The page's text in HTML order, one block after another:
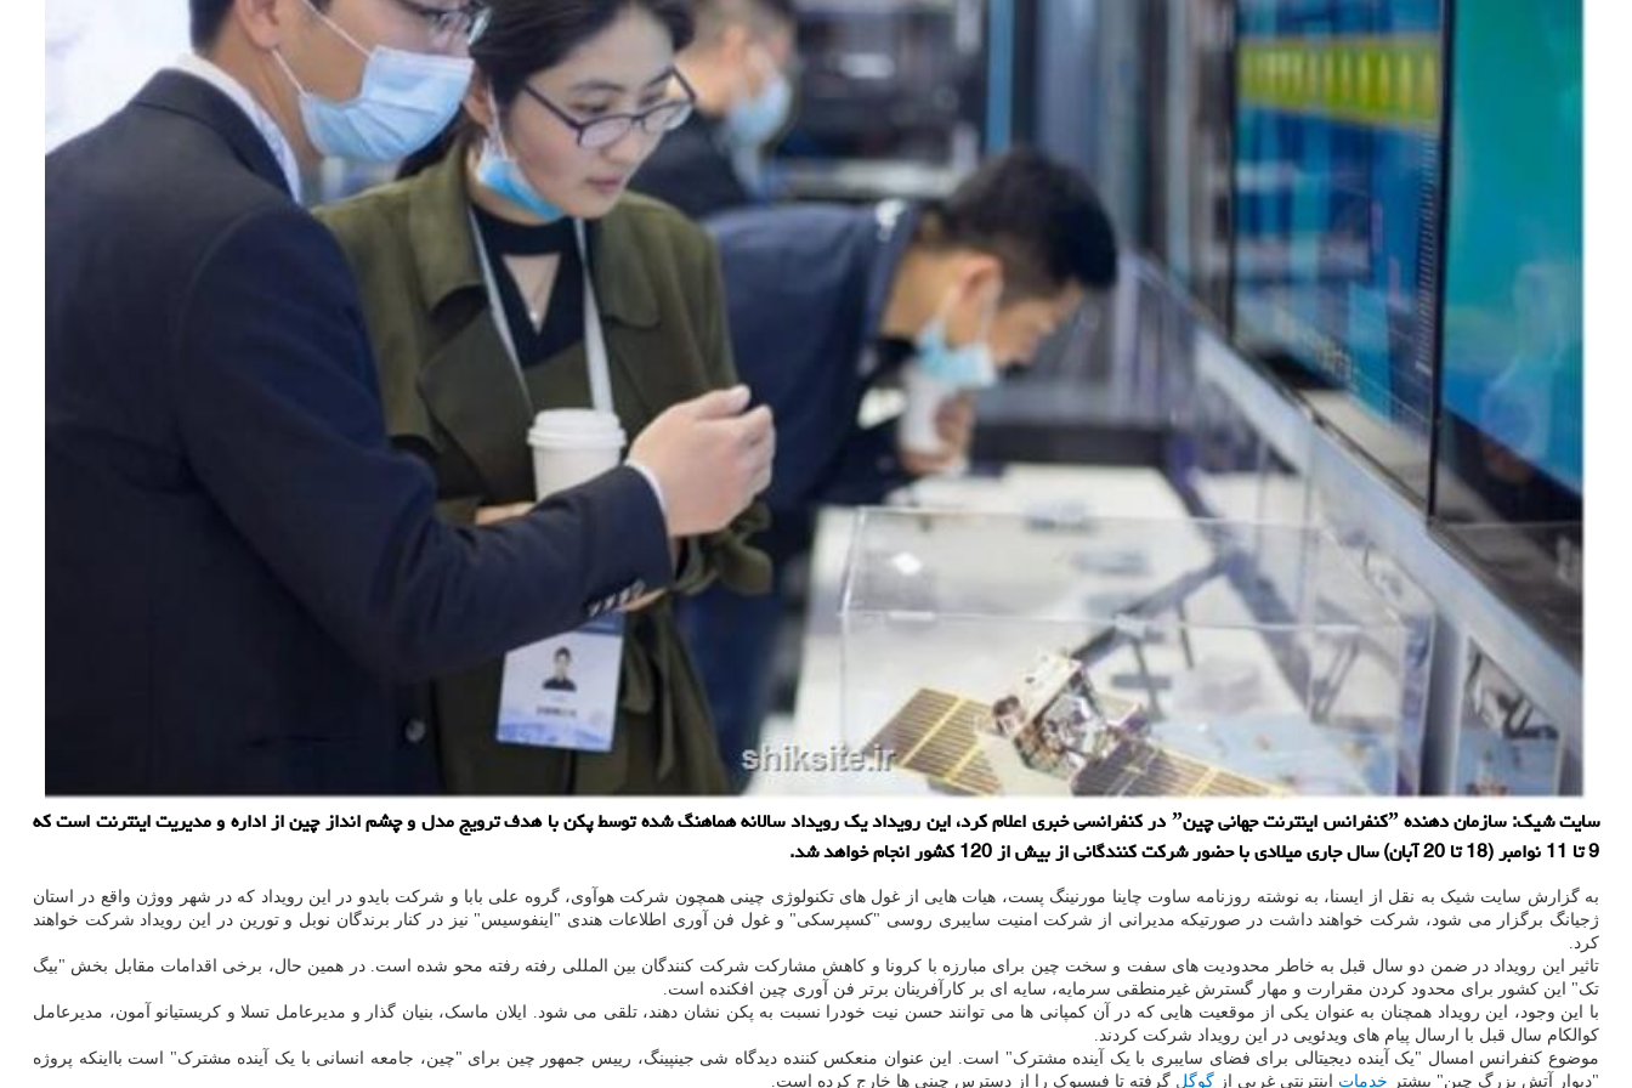
سایت شیک: سازمان دهنده ˮکنفرانس اینترنت جهانی چینˮ در کنفرانسی خبری اعلام کرد، این رویداد یک رویداد سالانه هماهنگ شده توسط پکن با هدف ترویج مدل و چشم انداز چین از اداره و مدیریت اینترنت است که
9 تا 11 نوامبر (18 تا 20 آبان) سال جاری میلادی با حضور شرکت کنندگانی از بیش از 120 کشور انجام خواهد شد.
به گزارش سایت شیک به نقل از ایسنا، به نوشته روزنامه ساوت چاینا مورنینگ پست، هیات هایی از غول های تکنولوژی چینی همچون شرکت هوآوی، گروه علی بابا و شرکت بایدو در این رویداد که در شهر ووژن واقع در استان
ژجیانگ برگزار می شود، شرکت خواهند داشت در صورتیکه مدیرانی از شرکت امنیت سایبری روسی "کسپرسکی" و غول فن آوری اطلاعات هندی "اینفوسیس" نیز در کنار برندگان نوبل و تورین در این رویداد شرکت خواهند
کرد.
تاثیر این رویداد در ضمن دو سال قبل به خاطر محدودیت های سفت و سخت چین برای مبارزه با کرونا و کاهش مشارکت شرکت کنندگان بین المللی رفته رفته محو شده است. در همین حال، برخی اقدامات مقابل بخش "بیگ
تک" این کشور برای محدود کردن مقرارت و مهار گسترش غیرمنطقی سرمایه، سایه ای بر کارآفرینان برتر فن آوری چین افکنده است.
با این وجود، این رویداد همچنان به عنوان یکی از موقعیت هایی که در آن کمپانی ها می توانند حسن نیت خودرا نسبت به پکن نشان دهند، تلقی می شود. ایلان ماسک، بنیان گذار و مدیرعامل تسلا و کریستیانو آمون، مدیرعامل
کوالکام سال قبل با ارسال پیام های ویدئویی در این رویداد شرکت کردند.
موضوع کنفرانس امسال "یک آینده دیجیتالی برای فضای سایبری با یک آینده مشترک" است. این عنوان منعکس کننده دیدگاه شی جینپینگ، رییس جمهور چین برای "چین، جامعه انسانی با یک آینده مشترک" است بااینکه پروژه
"دیوار آتش بزرگ چین" بیشتر خدمات اینترنتی غربی از گوگل گرفته تا فیسبوک را از دسترس چینی ها خارج کرده است.